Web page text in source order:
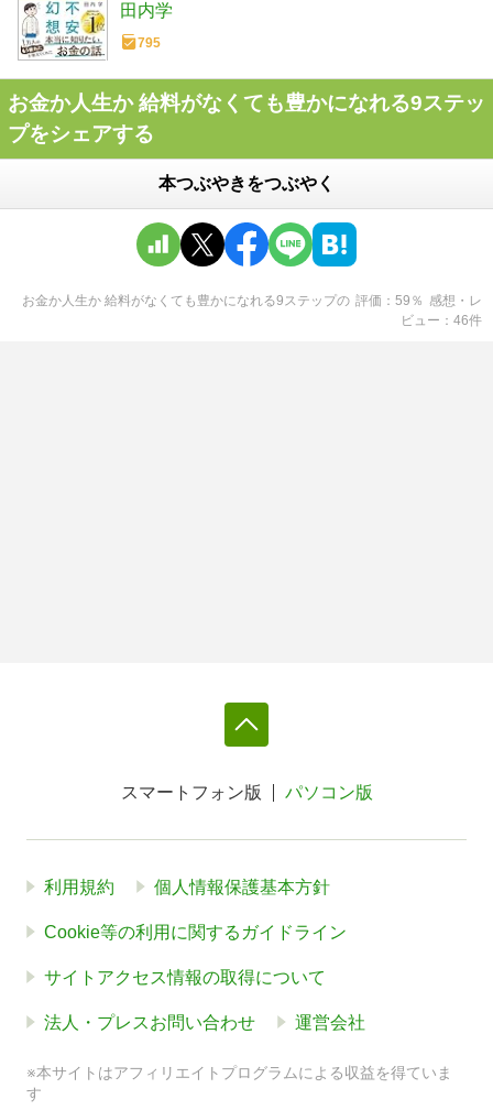
田内学
795
お金か人生か 給料がなくても豊かになれる9ステッ
プをシェアする
本つぶやきをつぶやく
お金か人生か 給料がなくても豊かになれる9ステップの 評価 59 ％ 感想・レ
ビュー
46件
スマートフォン版 パソコン版
利用規約 個人情報保護基本方針
Cookie等の利用に関するガイドライン
サイトアクセス情報の取得について
法人・プレスお問い合わせ 運営会社
※本サイトはアフィリエイトプログラムによる収益を得ていま
す